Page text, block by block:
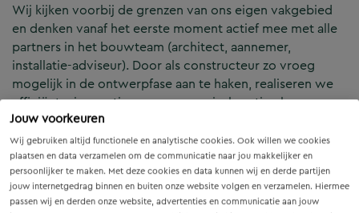
Jouw voorkeuren
Wij gebruiken altijd functionele en analytische cookies. Ook willen we cookies
plaatsen en data verzamelen om de communicatie naar jou makkelijker en
persoonlijker te maken. Met deze cookies en data kunnen wij en derde partijen
jouw internetgedrag binnen en buiten onze website volgen en verzamelen. Hiermee
passen wij en derden onze website, advertenties en communicatie aan jouw
Wij kijken voorbij de grenzen van ons eigen vakgebied
en denken vanaf het eerste moment actief mee met alle
partners in het bouwteam (architect, aannemer,
installatie-adviseur). Door als constructeur zo vroeg
mogelijk in de ontwerpfase aan te haken, realiseren we
efficiënte, innovatieve en economisch optimale
constructies — voor zowel nieuwbouw als renovatie.
Onze Expertises en Activiteiten
B&Z Bouwtechniek verzorgt het volledige constructieve